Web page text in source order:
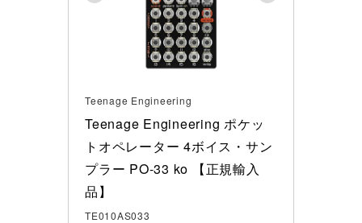
Teenage Engineering
Teenage Engineering ポケッ
トオペレーター 4ボイス・サン
プラー PO-33 ko 【正規輸入
品】
TE010AS033